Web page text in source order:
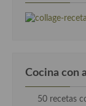
Cocina con
50 recetas